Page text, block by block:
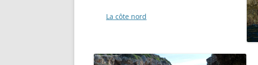
La côte nord